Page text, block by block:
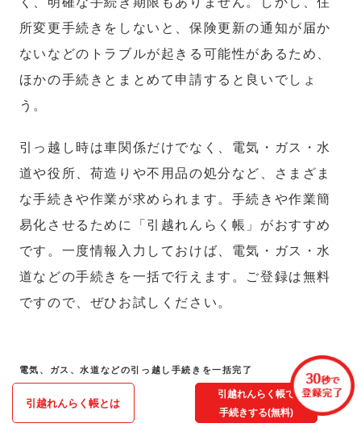
所変更手続きをしないと、保険更新の通知が届か
ないなどのトラブルが起きる可能性があるため、
ほかの手続きとまとめて申請すると良いでしょ
う。
引っ越し時は車関係だけでなく、電気・ガス・水
道や役所、荷造りや不用品の処分など、さまざま
な手続きや作業が求められます。手続きや作業簡
易化させるために「引越れんらく帳」がおすすめ
です。一度情報入力しておけば、電気・ガス・水
道などの手続きを一括で行えます。ご登録は無料
ですので、ぜひお試しください。
電気、ガス、水道などの引っ越し手続きを一括完了
引越れんらく帳とは
引越れんらく帳で
手続きする(無料)